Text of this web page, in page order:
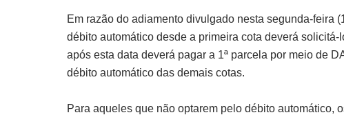
Em razão do adiamento divulgado nesta segunda-feira
débito automático desde a primeira cota deverá
após esta data deverá pagar a 1ª parcela por meio de
débito automático das demais cotas.
Para aqueles que não optarem pelo débito automático,